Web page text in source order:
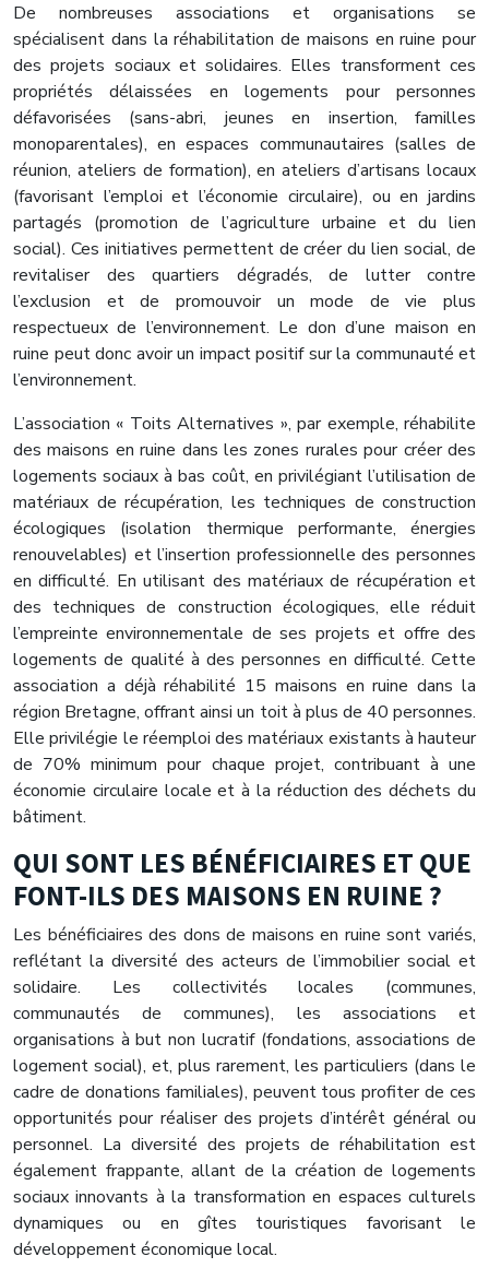
De nombreuses associations et organisations se
spécialisent dans la réhabilitation de maisons en ruine pour
des projets sociaux et solidaires. Elles transforment ces
propriétés délaissées en logements pour personnes
défavorisées (sans-abri, jeunes en insertion, familles
monoparentales), en espaces communautaires (salles de
réunion, ateliers de formation), en ateliers d’artisans locaux
(favorisant l’emploi et l’économie circulaire), ou en jardins
partagés (promotion de l’agriculture urbaine et du lien
social). Ces initiatives permettent de créer du lien social, de
revitaliser des quartiers dégradés, de lutter contre
l’exclusion et de promouvoir un mode de vie plus
respectueux de l’environnement. Le don d’une maison en
ruine peut donc avoir un impact positif sur la communauté et
l’environnement.
L’association « Toits Alternatives », par exemple, réhabilite
des maisons en ruine dans les zones rurales pour créer des
logements sociaux à bas coût, en privilégiant l’utilisation de
matériaux de récupération, les techniques de construction
écologiques (isolation thermique performante, énergies
renouvelables) et l’insertion professionnelle des personnes
en difficulté. En utilisant des matériaux de récupération et
des techniques de construction écologiques, elle réduit
l’empreinte environnementale de ses projets et offre des
logements de qualité à des personnes en difficulté. Cette
association a déjà réhabilité 15 maisons en ruine dans la
région Bretagne, offrant ainsi un toit à plus de 40 personnes.
Elle privilégie le réemploi des matériaux existants à hauteur
de 70% minimum pour chaque projet, contribuant à une
économie circulaire locale et à la réduction des déchets du
bâtiment.
QUI SONT LES BÉNÉFICIAIRES ET QUE
FONT-ILS DES MAISONS EN RUINE ?
Les bénéficiaires des dons de maisons en ruine sont variés,
reflétant la diversité des acteurs de l’immobilier social et
solidaire. Les collectivités locales (communes,
communautés de communes), les associations et
organisations à but non lucratif (fondations, associations de
logement social), et, plus rarement, les particuliers (dans le
cadre de donations familiales), peuvent tous profiter de ces
opportunités pour réaliser des projets d’intérêt général ou
personnel. La diversité des projets de réhabilitation est
également frappante, allant de la création de logements
sociaux innovants à la transformation en espaces culturels
dynamiques ou en gîtes touristiques favorisant le
développement économique local.